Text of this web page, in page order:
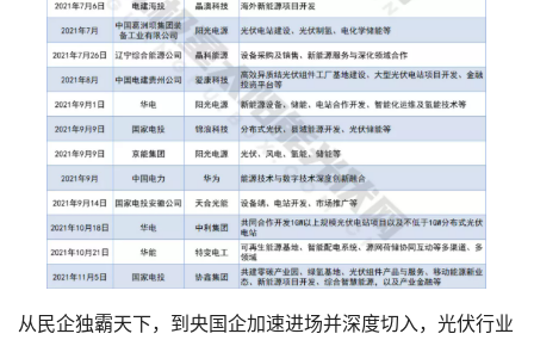
从民企独霸天下，到央国企加速进场并深度切入，光伏行业